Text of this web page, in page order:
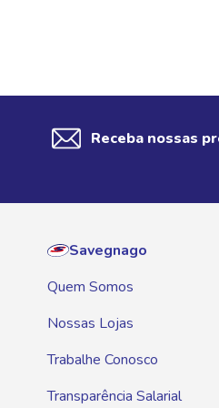
Receba nossas
Savegnago
Quem Somos
Nossas Lojas
Trabalhe Conosco
Transparência Salarial